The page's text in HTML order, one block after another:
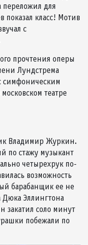
для
показал класс! Мотив
с
прочтения оперы
Лундстрема
симфоническим
театре
Владимир Журкин.
по стажу музыкант
четырехрук по-
возможность
барабанщик ее не
Дюка Эллингтона
закатил соло минут
побежали по